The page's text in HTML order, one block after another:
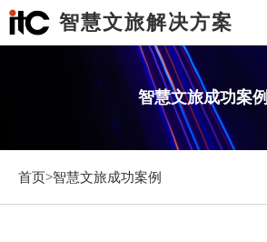
智慧文旅解决方案
智慧文旅成功案例
首页>智慧文旅成功案例